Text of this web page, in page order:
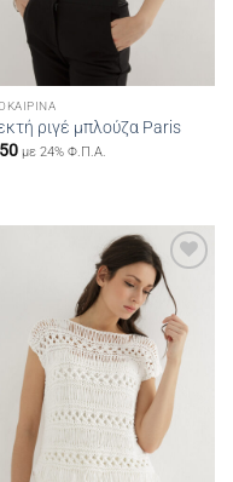
ριγέ μπλούζα Paris
με 24% Φ.Π.Α.
Add to
wishlist